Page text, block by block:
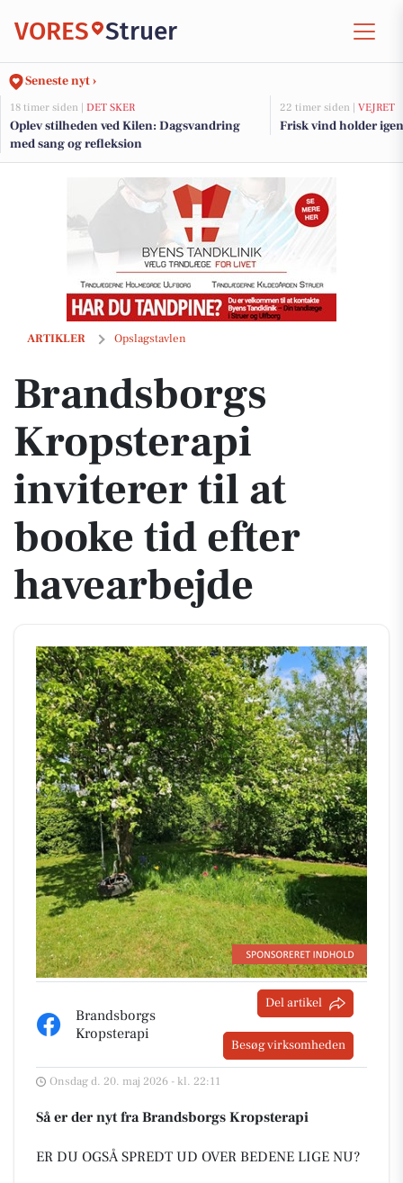
VORES Struer
Seneste nyt ›
18 timer siden | DET SKER
Oplev stilheden ved Kilen: Dagsvandring
med sang og refleksion
22 timer siden | VEJRET
Frisk vind holder
ARTIKLER Opslagstavlen
Brandsborgs Kropsterapi inviterer til at booke tid efter havearbejde
Brandsborgs
Kropsterapi
inviterer til at
booke tid efter
havearbejde
Brandsborgs
Kropsterapi
Del artikel
Besøg virksomheden
Onsdag d. 20. maj 2026 - kl. 22:11
Så er der nyt fra Brandsborgs Kropsterapi
ER DU OGSÅ SPREDT UD OVER BEDENE LIGE NU?